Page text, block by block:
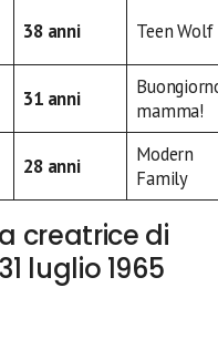
38 anni Teen Wolf
31 anni
mamma!
28 anni
Modern
Family
creatrice di
luglio 1965